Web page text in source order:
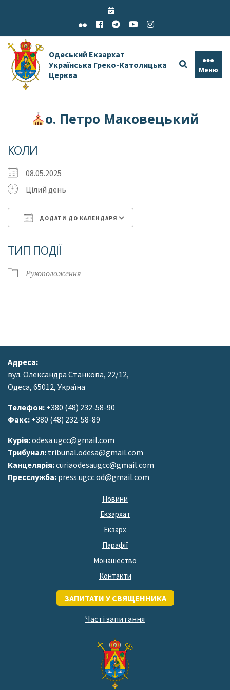
Одеський Екзархат
Українська Греко-Католицька
Церква
Меню
о. Петро Маковецький
КОЛИ
08.05.2025
Цілий день
ДОДАТИ ДО КАЛЕНДАРЯ
ТИП ПОДІЇ
Рукоположення
Адреса:
вул. Олександра Станкова, 22/12,
Одеса, 65012, Україна
Телефон: +380 (48) 232-58-90
Факс: +380 (48) 232-58-89
Курія:odesa.ugcc@gmail.com
Трибунал: tribunal.odesa@gmail.com
Канцелярія:curiaodesaugcc@gmail.com
Пресслужба: press.ugcc.od@gmail.com
Новини
Екзархат
Екзарх
Парафії
Монашество
Контакти
ЗАПИТАТИ У СВЯЩЕННИКА
Часті запитання